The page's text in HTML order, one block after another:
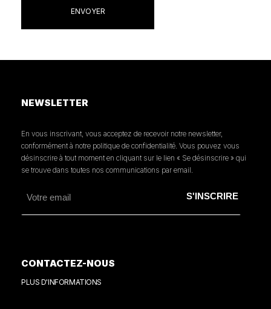
NEWSLETTER
En vous inscrivant, vous acceptez de recevoir notre newsletter,
conformément à notre politique de confidentialité. Vous pouvez vous
désinscrire à tout moment en cliquant sur le lien « Se désinscrire » qui
se trouve dans toutes nos communications par email.
CONTACTEZ-NOUS
PLUS D'INFORMATIONS